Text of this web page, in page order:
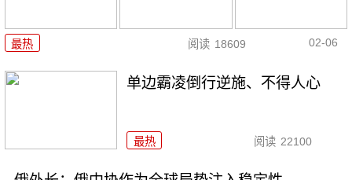
最热 阅读 18609 02-06
单边霸凌倒行逆施、不得人心
最热 阅读 22100